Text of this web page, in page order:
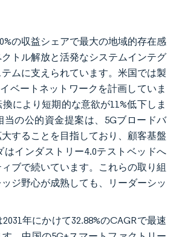
の収益シェアで最大の地域的存在感
トル解放と活発なシステムインテグ
ムに支えられています。米国では製
ベートネットワークを計画していま
により短期的な意欲が11%低下しま
当の公的資金提案は、5Gブロードバ
することを目指しており、顧客基盤
はインダストリー4.0テストベッドへ
ブで続いています。これらの取り組
ジ野心が成熟しても、リーダーシッ
年にかけて32.88%のCAGRで最速